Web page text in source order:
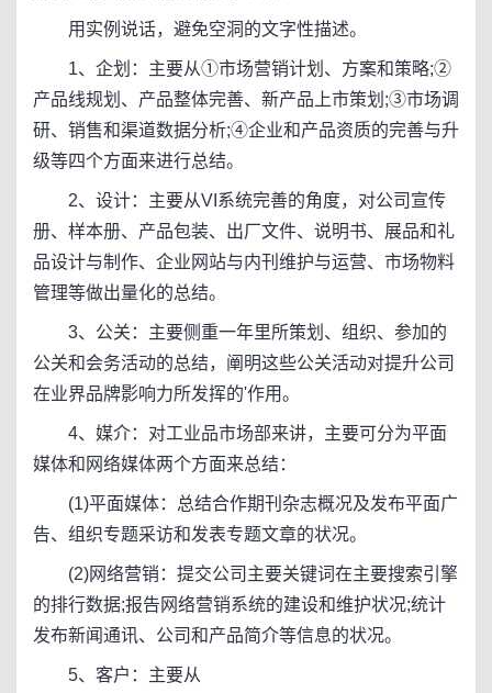
用实例说话，避免空洞的文字性描述。
1、企划：主要从①市场营销计划、方案和策略;②
产品线规划、产品整体完善、新产品上市策划;③市场调
研、销售和渠道数据分析;④企业和产品资质的完善与升
级等四个方面来进行总结。
2、设计：主要从VI系统完善的角度，对公司宣传
册、样本册、产品包装、出厂文件、说明书、展品和礼
品设计与制作、企业网站与内刊维护与运营、市场物料
管理等做出量化的总结。
3、公关：主要侧重一年里所策划、组织、参加的
公关和会务活动的总结，阐明这些公关活动对提升公司
在业界品牌影响力所发挥的'作用。
4、媒介：对工业品市场部来讲，主要可分为平面
媒体和网络媒体两个方面来总结：
(1)平面媒体：总结合作期刊杂志概况及发布平面广
告、组织专题采访和发表专题文章的状况。
(2)网络营销：提交公司主要关键词在主要搜索引擎
的排行数据;报告网络营销系统的建设和维护状况;统计
发布新闻通讯、公司和产品简介等信息的状况。
5、客户：主要从